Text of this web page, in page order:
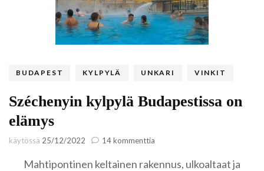
BUDAPEST KYLPYLÄ UNKARI VINKIT
Széchenyin kylpylä Budapestissa on
elämys
käytössä 25/12/2022 14 kommenttia
kylpylä
Mahtipontinen keltainen rakennus, ulkoaltaat ja